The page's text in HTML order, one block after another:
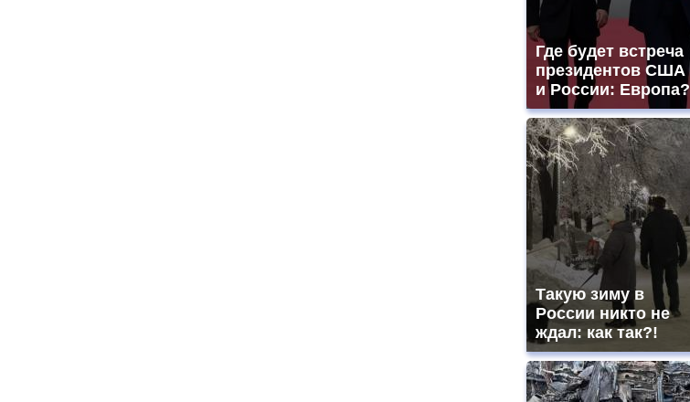
Где будет встреча
президентов США
и России: Европа?
Такую зиму в
России никто не
ждал: как так?!